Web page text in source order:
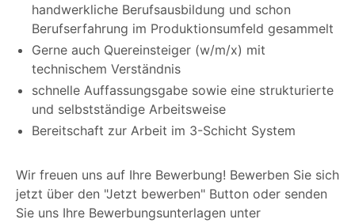
handwerkliche Berufsausbildung und schon
Berufserfahrung im Produktionsumfeld gesammelt
Gerne auch Quereinsteiger (w/m/x) mit
technischem Verständnis
schnelle Auffassungsgabe sowie eine strukturierte
und selbstständige Arbeitsweise
Bereitschaft zur Arbeit im 3-Schicht System
Wir freuen uns auf Ihre Bewerbung! Bewerben Sie sich
jetzt über den "Jetzt bewerben" Button oder senden
Sie uns Ihre Bewerbungsunterlagen unter